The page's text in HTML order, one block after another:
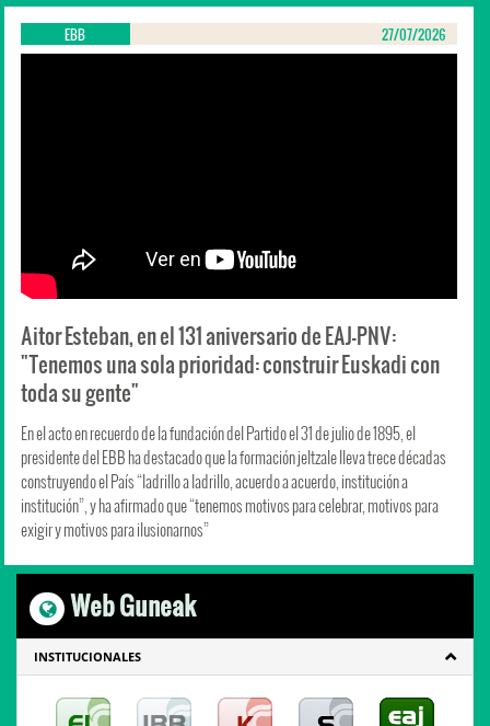
EBB 27/07/2026
Aitor Esteban, en el 131 aniversario de EAJ-PNV:
"Tenemos una sola prioridad: construir Euskadi con
toda su gente"
En el acto en recuerdo de la fundación del Partido el 31 de julio de 1895, el
presidente del EBB ha destacado que la formación jeltzale lleva trece décadas
construyendo el País “ladrillo a ladrillo, acuerdo a acuerdo, institución a
institución”, y ha afirmado que “tenemos motivos para celebrar, motivos para
exigir y motivos para ilusionarnos”
Web Guneak
INSTITUCIONALES